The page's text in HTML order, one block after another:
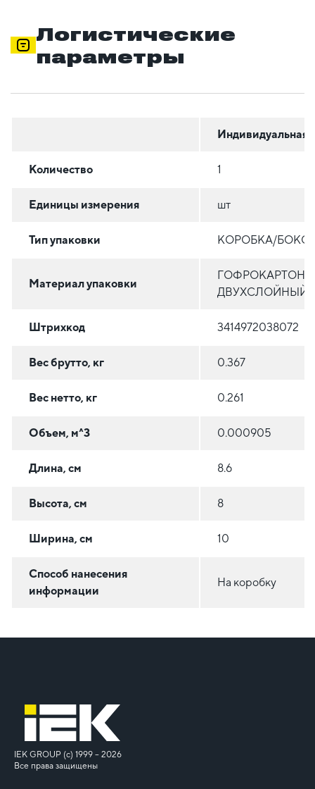
Логистические
параметры
Индивидуальная
Количество 1
Единицы измерения шт
Тип упаковки КОРОБКА/БОКС
Материал упаковки
ГОФРОКАРТОН
ДВУХСЛОЙНЫЙ
Штрихкод 3414972038072
Вес брутто, кг 0.367
Вес нетто, кг 0.261
Объем, м^3 0.000905
Длина, см 8.6
Высота, см 8
Ширина, см 10
Способ нанесения
информации
На коробку
IEK GROUP (c) 1999 – 2026
Все права защищены